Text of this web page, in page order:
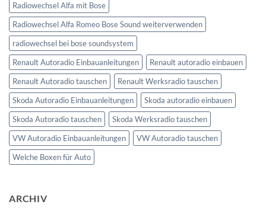
Radiowechsel Alfa mit Bose
Radiowechsel Alfa Romeo Bose Sound weiterverwenden
radiowechsel bei bose soundsystem‎
Renault Autoradio Einbauanleitungen
Renault autoradio einbauen
Renault Autoradio tauschen
Renault Werksradio tauschen
Skoda Autoradio Einbauanleitungen
Skoda autoradio einbauen
Skoda Autoradio tauschen
Skoda Werksradio tauschen
VW Autoradio Einbauanleitungen
VW Autoradio tauschen
Welche Boxen für Auto
ARCHIV